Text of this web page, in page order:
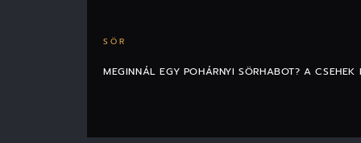
SÖR
MEGINNÁL EGY POHÁRNYI SÖRHABOT? A CSEHEK